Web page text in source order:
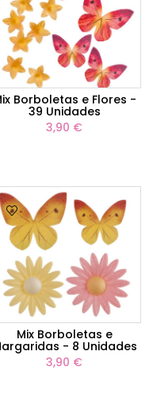
Borboletas e Flores -
39 Unidades
3,90 €
Mix Borboletas e
- 8 Unidades
3,90 €